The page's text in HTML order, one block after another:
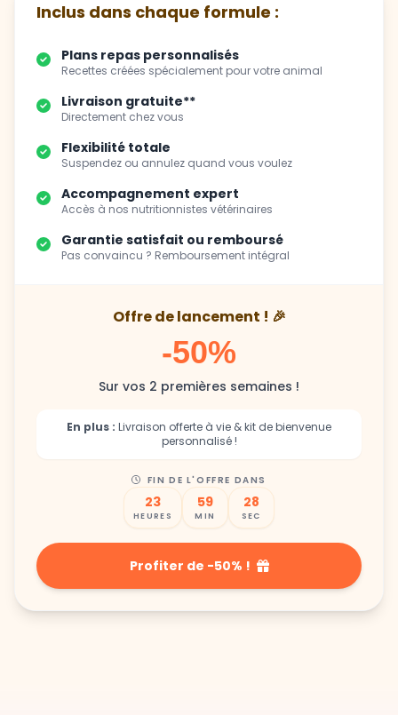
Inclus dans chaque formule :
Plans repas personnalisés
Recettes créées spécialement pour votre animal
Livraison gratuite**
Directement chez vous
Flexibilité totale
Suspendez ou annulez quand vous voulez
Accompagnement expert
Accès à nos nutritionnistes vétérinaires
Garantie satisfait ou remboursé
Pas convaincu ? Remboursement intégral
Offre de lancement ! 🎉
-50%
Sur vos 2 premières semaines !
En plus : Livraison offerte à vie & kit de bienvenue
personnalisé !
FIN DE L'OFFRE DANS
23
HEURES
59
MIN
27
SEC
Profiter de -50% !